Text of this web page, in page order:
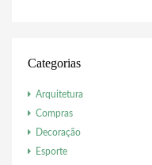
Categorias
Arquitetura
Compras
Decoração
Esporte